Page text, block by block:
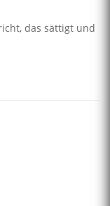
das sättigt und